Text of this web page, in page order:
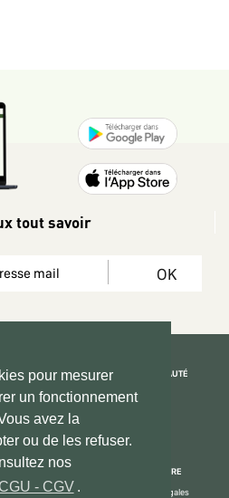
pour mesurer
un fonctionnement
avez la
ou de les refuser.
nos
CGU - CGV .
tout savoir
OK
REJOIGNEZ LA COMMUNAUTÉ
SÉCURISÉ
NOUS CONNAÎTRE
Informations Légales